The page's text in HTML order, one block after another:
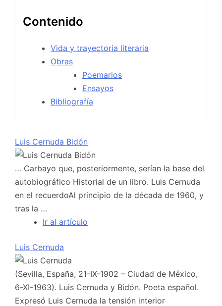
Contenido
Vida y trayectoria literaria
Obras
Poemarios
Ensayos
Bibliografía
Luis Cernuda Bidón
… Carbayo que, posteriormente, serían la base del
autobiográfico Historial de un libro. Luis Cernuda
en el recuerdoAl principio de la década de 1960, y
tras la …
Ir al artículo
Luis Cernuda
(Sevilla, España, 21-IX-1902 – Ciudad de México,
6-XI-1963). Luis Cernuda y Bidón. Poeta español.
Expresó Luis Cernuda la tensión interior